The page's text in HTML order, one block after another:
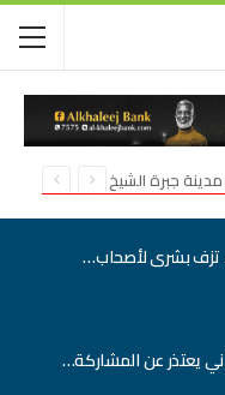
عاجل..الجيش يستعيد مدينة جبرة الشيخ في شمال كردفان
تزف بشرى لأصحاب…
يعتذر عن المشاركة…